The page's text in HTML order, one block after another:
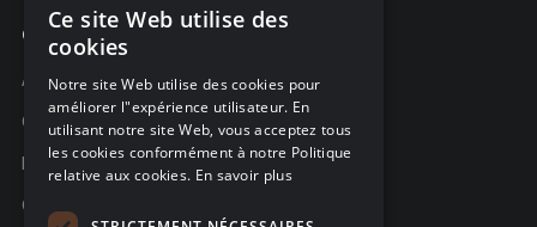
Compagnie
À propos C-Risk
Carrière
Partenaires
C-Risk dans la presse
Ce site Web utilise des
cookies
Notre site Web utilise des cookies pour
améliorer l"expérience utilisateur. En
utilisant notre site Web, vous acceptez tous
les cookies conformément à notre Politique
relative aux cookies. En savoir plus